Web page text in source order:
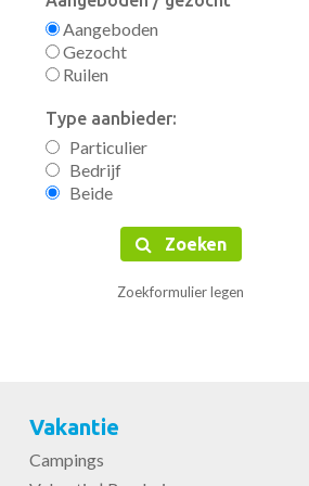
Aangeboden
Gezocht
Ruilen
Type aanbieder:
Particulier
Bedrijf
Beide
Zoeken
Zoekformulier legen
Vakantie
Campings